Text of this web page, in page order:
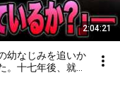
2:04:21
幼なじみを追いか
。十七年後、就職
微笑んだ。「妻